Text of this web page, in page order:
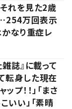
れを見た2歳
万回表示
かなり重症レ
誌』に載って
転身した現在
プ！！」「まさ
いい」「素晴